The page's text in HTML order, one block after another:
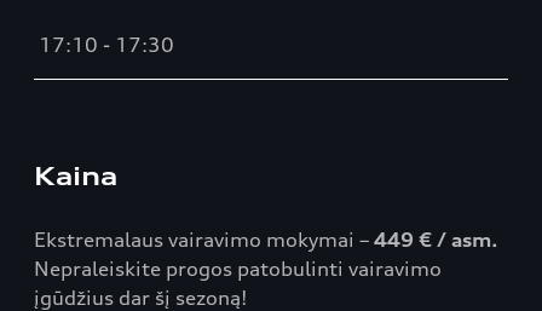
17:10 - 17:30
Kaina
Ekstremalaus vairavimo mokymai – 449 € / asm.
Nepraleiskite progos patobulinti vairavimo
įgūdžius dar šį sezoną!